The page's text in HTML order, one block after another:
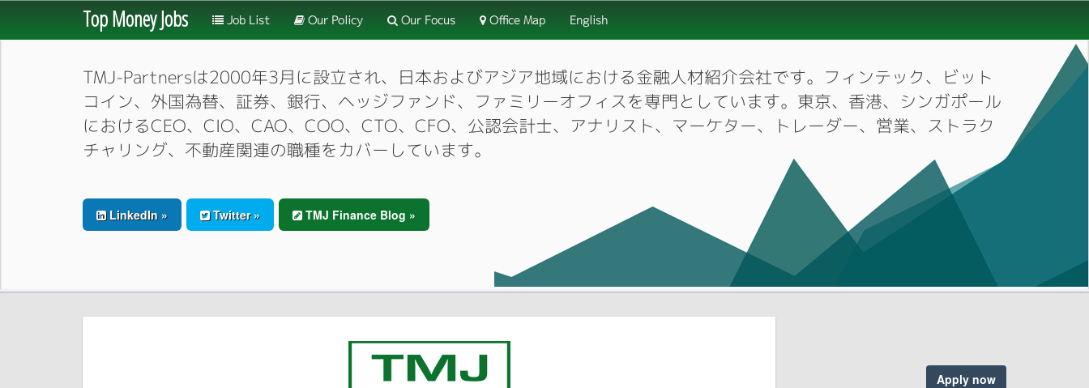
Top Money Jobs Job List Our Policy Our Focus Office Map English
TMJ-Partnersは2000年3月に設立され、日本およびアジア地域における金融人材紹介会社です。フィンテック、ビット
コイン、外国為替、証券、銀行、ヘッジファンド、ファミリーオフィスを専門としています。東京、香港、シンガポール
におけるCEO、CIO、CAO、COO、CTO、CFO、公認会計士、アナリスト、マーケター、トレーダー、営業、ストラク
チャリング、不動産関連の職種をカバーしています。
LinkedIn » Twitter » TMJ Finance Blog »
Apply now